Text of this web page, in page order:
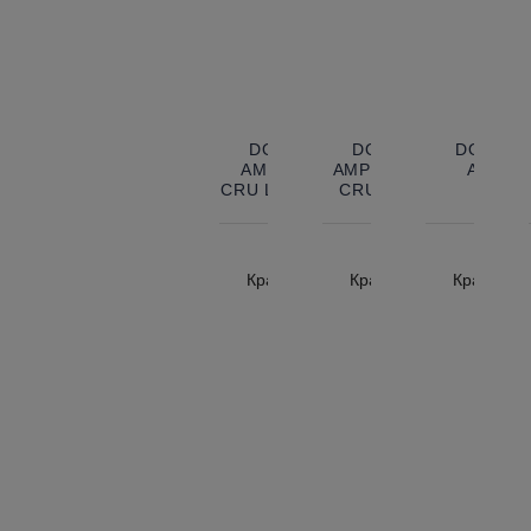
DOMAINE POTINET-
AMPEAU VOLNAY 1ER
CRU LES CARELLES SOUS
Красное, Сухое, 0.75 л
DOMAINE POTINET-
AMPEAU POMMARD
CRU LES PÉZEROLLES
Красное, Сухое, 0.75 л
Красное,